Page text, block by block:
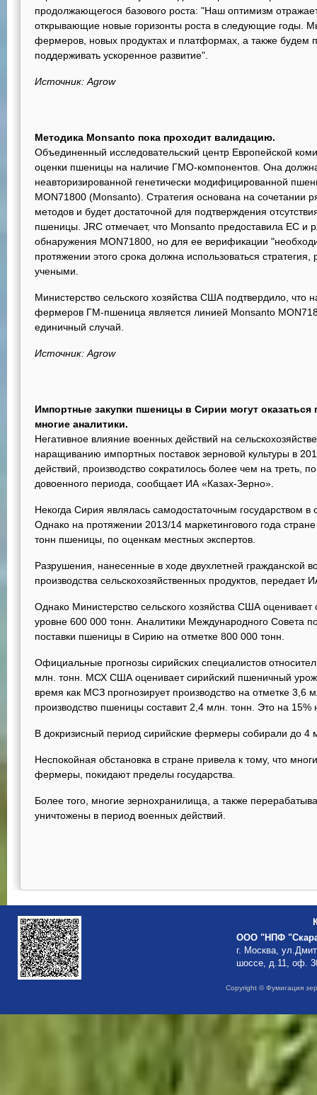
продолжающегося базового роста: "Наш оптимизм
открывающие новые горизонты роста в следующие годы.
фермеров, новых продуктах и платформах, а также будем
поддерживать ускоренное развитие".
Источник: Agrow
Методика Monsanto пока проходит валидацию.
Объединенный исследовательский центр Европейской
оценки пшеницы на наличие ГМО-компонентов. Она
неавторизированной генетически модифицированной
MON71800 (Monsanto). Стратегия основана на сочетании
методов и будет достаточной для подтверждения
пшеницы. JRC отмечает, что Monsanto предоставила ЕС и
обнаружения MON71800, но для ее верификации
протяжении этого срока должна использоваться
учеными.
Министерство сельского хозяйства США подтвердило, что
фермеров ГМ-пшеница является линией Monsanto
единичный случай.
Источник: Agrow
Импортные закупки пшеницы в Сирии могут
многие аналитики.
Негативное влияние военных действий на
наращиванию импортных поставок зерновой культуры в
действий, производство сократилось более чем на треть,
довоенного периода, сообщает ИА «Казах-Зерно».
Некогда Сирия являлась самодостаточным государством
Однако на протяжении 2013/14 маркетингового года
тонн пшеницы, по оценкам местных экспертов.
Разрушения, нанесенные в ходе двухлетней гражданской
производства сельскохозяйственных продуктов, передает
Однако Министерство сельского хозяйства США
уровне 600 000 тонн. Аналитики Международного Совета
поставки пшеницы в Сирию на отметке 800 000 тонн.
Официальные прогнозы сирийских специалистов
млн. тонн. МСХ США оценивает сирийский пшеничный
время как МСЗ прогнозирует производство на отметке
производство пшеницы составит 2,4 млн. тонн. Это на
В докризисный период сирийские фермеры собирали до 4
Неспокойная обстановка в стране привела к тому, что
фермеры, покидают пределы государства.
Более того, многие зернохранилища, а также
уничтожены в период военных действий.
ООО "НПФ
г. Москва,
шоссе, д.11, оф.
Copyright © Фумигация